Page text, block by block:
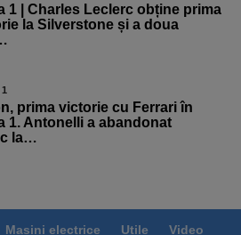
1 | Charles Leclerc obține prima
la Silverstone și a doua
prima victorie cu Ferrari în
1. Antonelli a abandonat
la…
Mașini electrice Utile Video